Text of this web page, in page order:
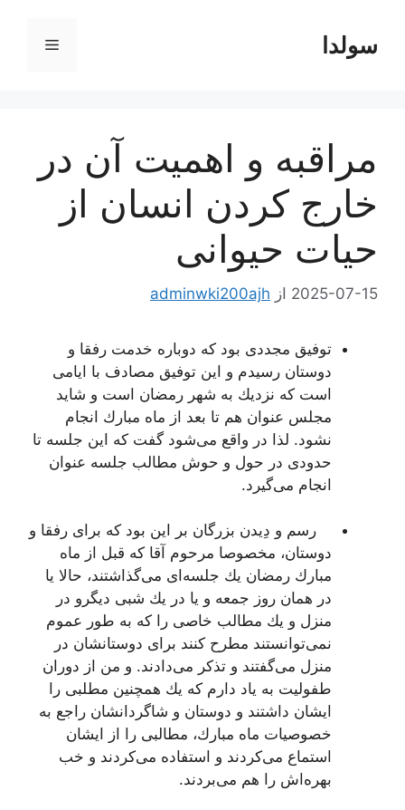
محتواسولدا فهرست
مراقبه و اهمیت آن در
خارج کردن انسان از
حیات حیوانی
2025-07-15 از adminwki200ajh
توفیق مجددی بود كه دوباره خدمت رفقا و
دوستان رسیدم و این توفیق مصادف با ایامی
است كه نزدیك به شهر رمضان است و شاید
مجلس عنوان هم تا بعد از ماه مبارك انجام
نشود. لذا در واقع می‌شود گفت كه این جلسه تا
حدودی در حول و حوش مطالب جلسه عنوان
انجام می‌گیرد.
رسم و دِیدن بزرگان بر این بود كه برای رفقا و
دوستان، مخصوصا مرحوم آقا كه قبل از ماه
مبارك رمضان یك جلسه‌ای می‌گذاشتند، حالا یا
در همان روز جمعه و یا در یك شبی دیگرو در
منزل و یك مطالب خاصی را كه به طور عموم
نمی‌توانستند مطرح كنند برای دوستانشان در
منزل می‌گفتند و تذكر می‌دادند. و من از دوران
طفولیت به یاد دارم كه یك همچنین مطلبی را
ایشان داشتند و دوستان و شاگردانشان راجع به
خصوصیات ماه مبارك، مطالبی را از ایشان
استماع می‌كردند و استفاده می‌كردند و خب
بهره‌اش را هم می‌بردند.